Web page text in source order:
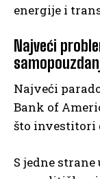
energije i
Najveći
Najveći
Bank of
što investitori
S jedne